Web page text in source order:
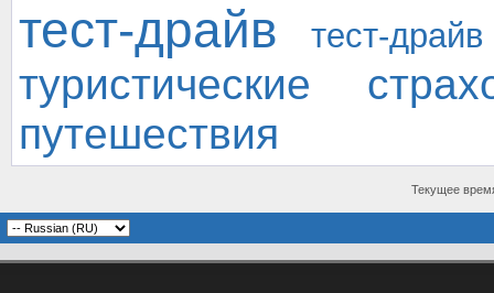
тест-драйв тест-
туристические
путешествия
Текущее